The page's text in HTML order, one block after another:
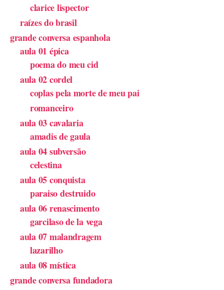
clarice lispector
raízes do brasil
grande conversa espanhola
aula 01 épica
poema do meu cid
aula 02 cordel
coplas pela morte de meu pai
romanceiro
aula 03 cavalaria
amadis de gaula
aula 04 subversão
celestina
aula 05 conquista
paraiso destruido
aula 06 renascimento
garcilaso de la vega
aula 07 malandragem
lazarilho
aula 08 mística
grande conversa fundadora